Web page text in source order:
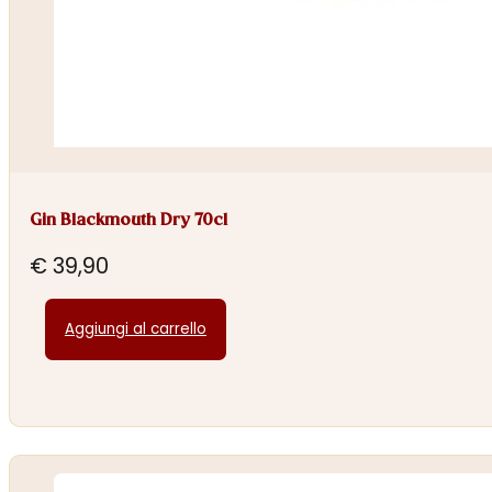
Gin Blackmouth Dry 70cl
€39,90
Aggiungi al carrello